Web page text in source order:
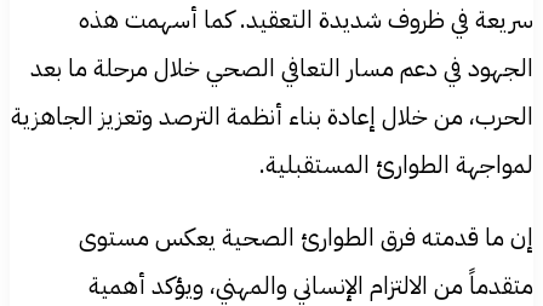
سريعة في ظروف شديدة التعقيد. كما أسهمت هذه
الجهود في دعم مسار التعافي الصحي خلال مرحلة ما بعد
الحرب، من خلال إعادة بناء أنظمة الترصد وتعزيز الجاهزية
لمواجهة الطوارئ المستقبلية.
إن ما قدمته فرق الطوارئ الصحية يعكس مستوى
متقدماً من الالتزام الإنساني والمهني، ويؤكد أهمية